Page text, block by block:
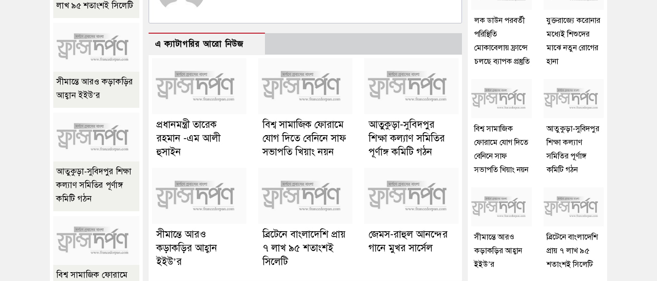
এ ক্যাটাগরির আরো নিউজ
প্রধানমন্ত্রী তারেক
রহমান -এম আলী
হুসাইন
বিশ্ব সামাজিক ফোরামে
যোগ দিতে বেনিনে সাফ
সভাপতি খিয়াং নয়ন
আতুকুড়া-সুবিদপুর
শিক্ষা কল্যাণ সমিতির
পূর্ণাঙ্গ কমিটি গঠন
সীমান্তে আরও
কড়াকড়ির আহ্বান
ইইউ’র
ব্রিটেনে বাংলাদেশি প্রায়
৭ লাখ ৯৫ শতাংশই
সিলেটি
জেমস-রাহুল আনন্দের
গানে মুখর সার্সেল
লাখ ৯৫ শতাংশই সিলেটি
সীমান্তে আরও কড়াকড়ির
আহ্বান ইইউ’র
আতুকুড়া-সুবিদপুর শিক্ষা
কল্যাণ সমিতির পূর্ণাঙ্গ
কমিটি গঠন
বিশ্ব সামাজিক ফোরামে
লক ডাউন পরবর্তী
পরিস্থিতি
মোকাবেলায় ফ্রান্সে
চলছে ব্যাপক প্রস্তুতি
যুক্তরাজ্যে করোনার
মধ্যেই শিশুদের
মাঝে নতুন রোগের
হানা
বিশ্ব সামাজিক
ফোরামে যোগ দিতে
বেনিনে সাফ
সভাপতি খিয়াং নয়ন
আতুকুড়া-সুবিদপুর
শিক্ষা কল্যাণ
সমিতির পূর্ণাঙ্গ
কমিটি গঠন
সীমান্তে আরও
কড়াকড়ির আহ্বান
ইইউ’র
ব্রিটেনে বাংলাদেশি
প্রায় ৭ লাখ ৯৫
শতাংশই সিলেটি